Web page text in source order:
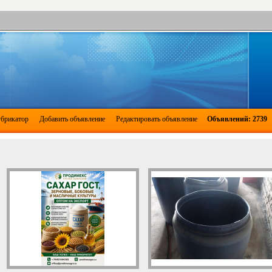
Добавить объявление Редактировать объявление Объявлений: 2739